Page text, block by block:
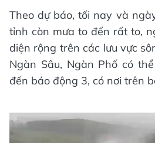
Theo dự báo, tối nay và
tỉnh còn mưa to đến rất to,
diện rộng trên các lưu vực
Ngàn Sâu, Ngàn Phố có
đến báo động 3, có nơi trên